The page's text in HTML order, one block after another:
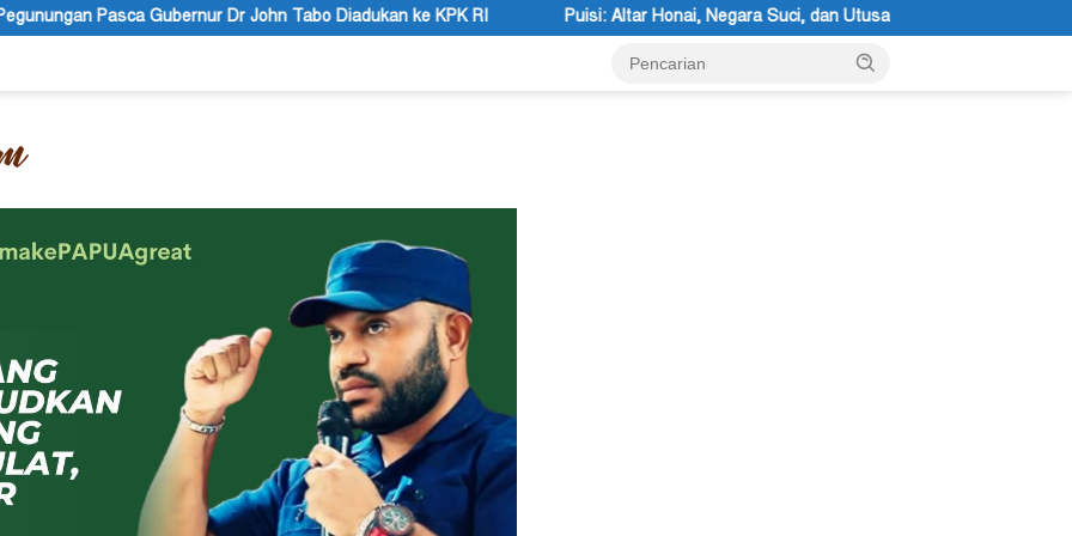
Tabo Diadukan ke KPK RI Puisi: Altar Honai, Negara Suci, dan Utusan Langit Karya Siswa dan Siswi SMA Negeri 1 Dogiyai